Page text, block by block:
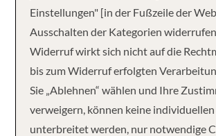
Ihre Kreuzfahrt
12 NächteMSC
Abfahrt
Einstellungen" [in der Fußzeile der
Ausschalten der Kategorien
Widerruf wirkt sich nicht auf die
bis zum Widerruf erfolgten
Sie „Ablehnen“ wählen und Ihre
verweigern, können keine
unterbreitet werden, nur notwendige